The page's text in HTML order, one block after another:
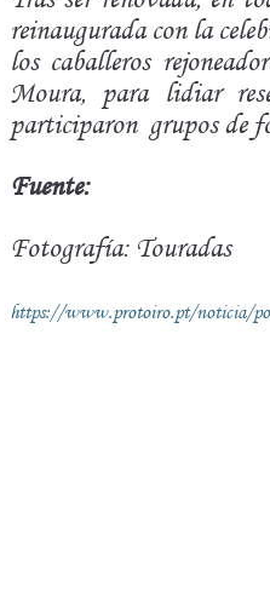
reinaugurada con la
los caballeros
Moura, para lidiar
participaron grupos de
Fuente:
Fotografía: Touradas
https://www.protoiro.pt/noticia/